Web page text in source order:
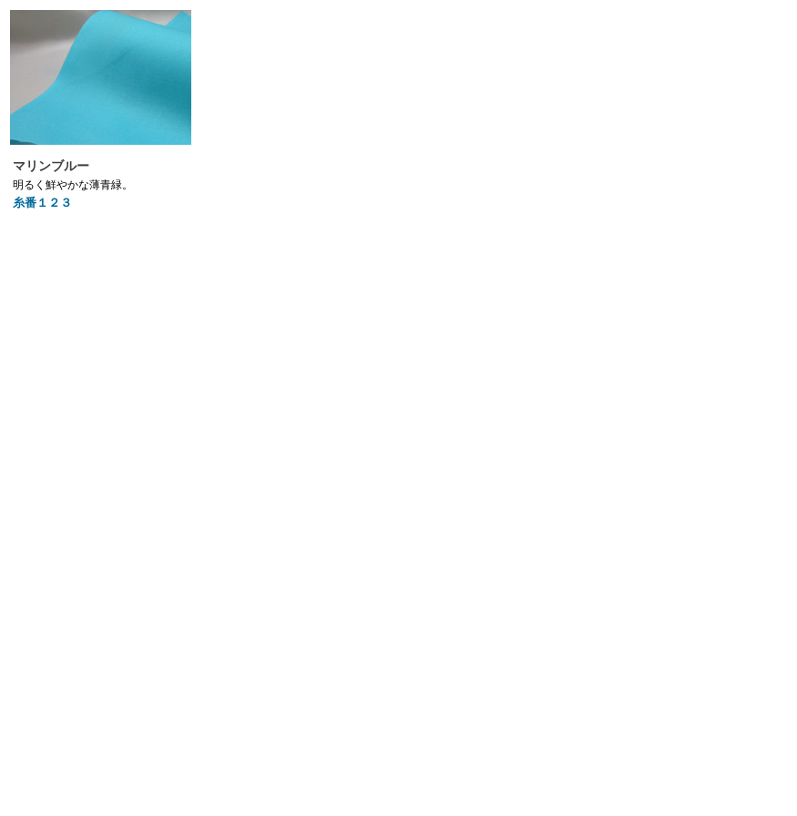
マリンブルー
明るく鮮やかな薄青緑。
糸番１２３